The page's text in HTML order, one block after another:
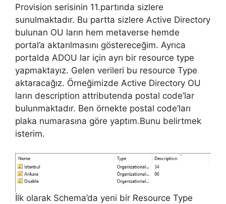
Provision serisinin 11.partında sizlere
sunulmaktadır. Bu partta sizlere Active Directory
bulunan OU ların hem metaverse hemde
portal’a aktarılmasını göstereceğim. Ayrıca
portalda ADOU lar için ayrı bir resource type
yapmaktayız. Gelen verileri bu resource Type
aktaracağız. Örneğimizde Active Directory OU
ların description attributenda postal code’lar
bulunmaktadır. Ben örnekte postal code’ları
plaka numarasına göre yaptım.Bunu belirtmek
isterim.
İlk olarak Schema’da yeni bir Resource Type